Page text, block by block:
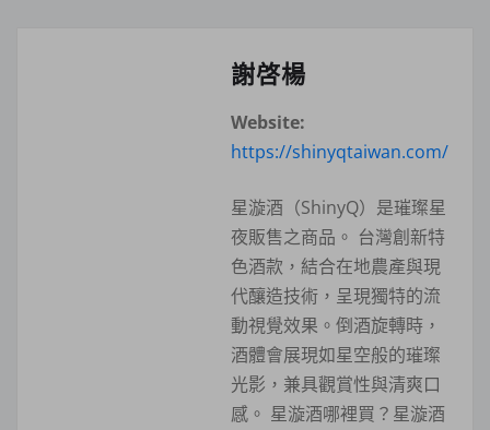
謝啓楊
Website:
https://shinyqtaiwan.com/
星漩酒（ShinyQ）是璀璨星
夜販售之商品。 台灣創新特
色酒款，結合在地農產與現
代釀造技術，呈現獨特的流
動視覺效果。倒酒旋轉時，
酒體會展現如星空般的璀璨
光影，兼具觀賞性與清爽口
感。 星漩酒哪裡買？星漩酒